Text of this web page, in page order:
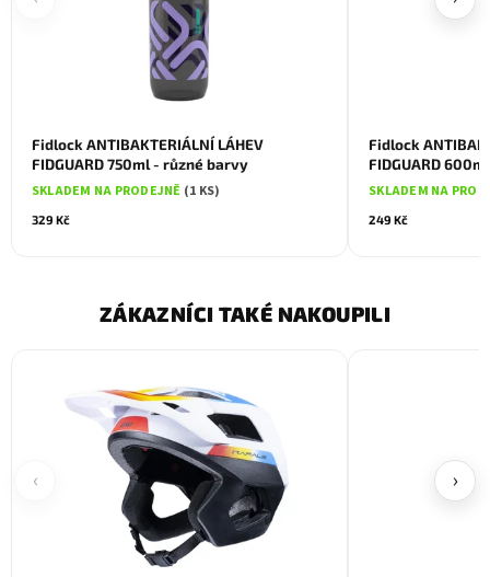
Fidlock ANTIBAKTERIÁLNÍ LÁHEV
FIDGUARD 750ml - různé barvy
SKLADEM NA PRODEJNĚ (1 KS)
329 Kč
Fidlock
FIDGUARD
SKLADEM NA
249 Kč
ZÁKAZNÍCI TAKÉ NAKOUPILI
‹ ›